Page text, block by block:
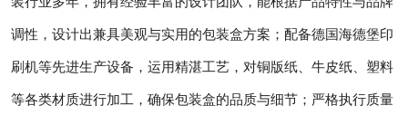
调性，设计出兼具美观与实用的包装盒方案；配备德国海德堡印
刷机等先进生产设备，运用精湛工艺，对铜版纸、牛皮纸、塑料
等各类材质进行加工，确保包装盒的品质与细节；严格执行质量